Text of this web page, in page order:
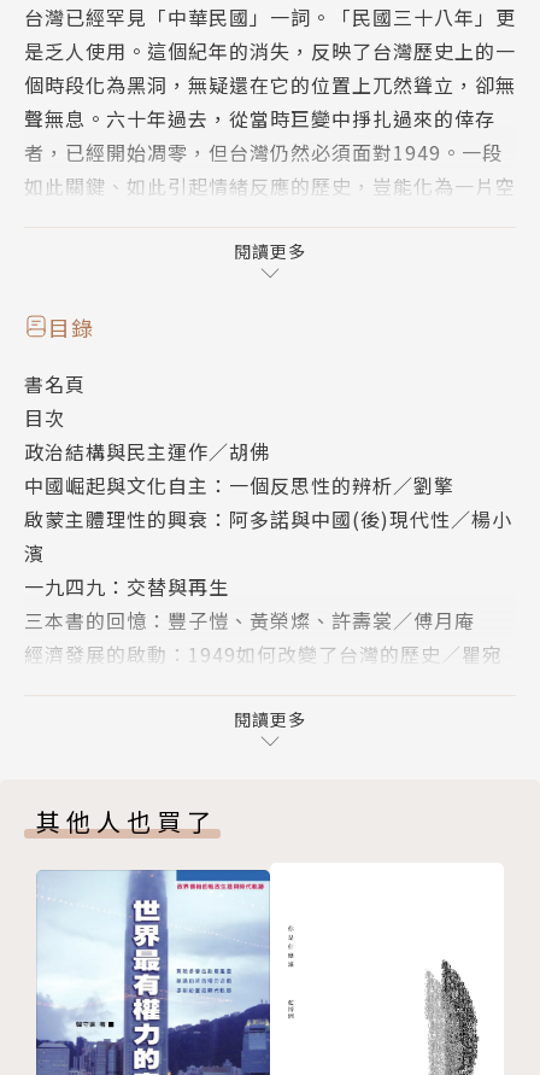
台灣已經罕見「中華民國」一詞。「民國三十八年」更
是乏人使用。這個紀年的消失，反映了台灣歷史上的一
個時段化為黑洞，無疑還在它的位置上兀然聳立，卻無
聲無息。六十年過去，從當時巨變中掙扎過來的倖存
者，已經開始凋零，但台灣仍然必須面對1949。一段
如此關鍵、如此引起情緒反應的歷史，豈能化為一片空
的禍福與集體的成敗不是同一回事，道德的是非與歷史
方向似乎沒有關連，短時段的狀態無法預示長時段的趨
勢，而回顧者個人的出身與遭遇，更注定了他會賦予這
目前，以1949為主題的書籍，已經出版好幾種；學術
界也舉辦了幾場研討會。《思想》一貫強調歷史意識的
關鍵作用，更著重兩岸乃至於大華人世界的思想源頭，
於是繼前一期發表楊儒賓先生的大作，在本期以1949
為主題推出專輯。其實，1949並不是台灣的專利
（「民國三十八年」也不是）：它所啟動的歷史場景變
幻，同時改變了中國大陸、台灣、以及香港和澳門的整
體面貌與地緣位置，以及這些社會中幾億人口的命運。
以把捉那個歷史關口的無窮意義。
編輯委員名單
總編輯：錢永祥
編輯委員：王超華、王智明、沈松僑、汪宏倫、林載
爵、周保松、陳宜中、陳冠中
閱讀更多
目錄
書名頁
目次
政治結構與民主運作／胡佛
中國崛起與文化自主：一個反思性的辨析／劉擎
啟蒙主體理性的興衰：阿多諾與中國(後)現代性／楊小
濱
一九四九：交替與再生
三本書的回憶：豐子愷、黃榮燦、許壽裳／傅月庵
經濟發展的啟動：1949如何改變了台灣的歷史／瞿宛
1949年與台灣的跨文化潛力／何乏筆
1949年的迷思與意義／林桶法
賀照田
九》／孫瑞穗
牟宗三先生百年誕辰
落葉歸根：我對牟宗三先生宗教心靈的默感／林月惠
歷史哲學與儒家現代化：論牟宗三思想從黑格爾到康德
的轉折／施益堅
牟宗三論兩岸關係與台灣認同／彭國翔
閱讀更多
其他人也買了